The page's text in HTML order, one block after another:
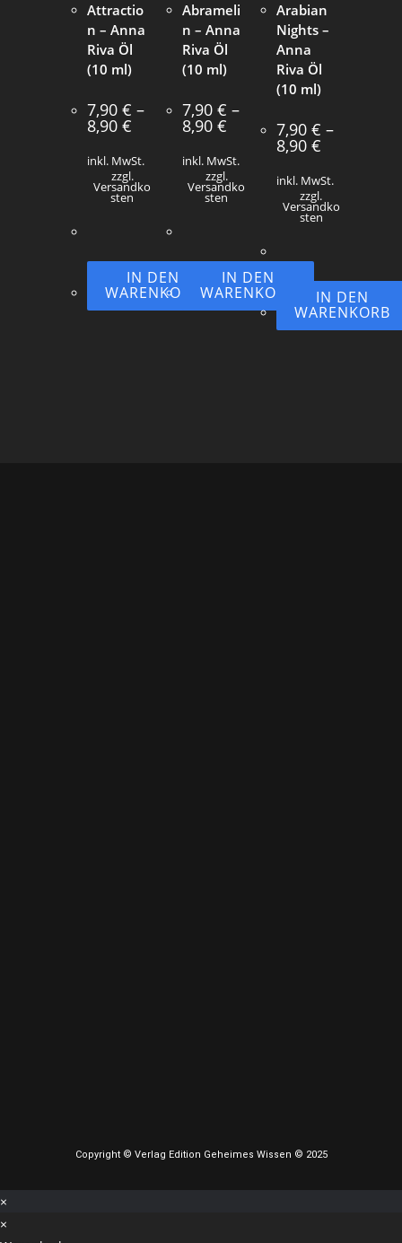
Attractio
n – Anna
Riva Öl
(10 ml)
7,90€ –
8,90€
inkl. MwSt.
zzgl.
Versandko
sten
IN DEN
WARENKORB
Abrameli
n – Anna
Riva Öl
(10 ml)
7,90 € –
8,90 €
inkl. MwSt.
zzgl.
Versandko
sten
IN DEN
WARENKORB
Arabian
Nights –
Anna
Riva Öl
(10 ml)
7,90 € –
8,90 €
inkl. MwSt.
zzgl.
Versandko
sten
IN DEN
WARENKORB
Copyright © Verlag Edition Geheimes Wissen © 2025
×
×